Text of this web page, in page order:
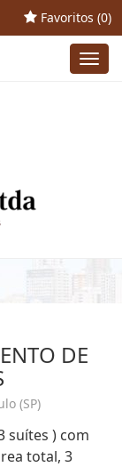
Favoritos (0)
DE
(SP)
suítes ) com
total, 3